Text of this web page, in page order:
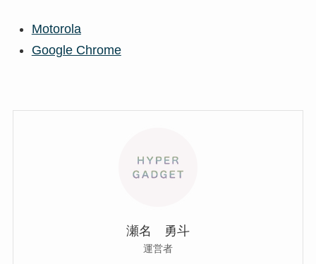
Motorola
Google Chrome
瀬名 勇斗
運営者